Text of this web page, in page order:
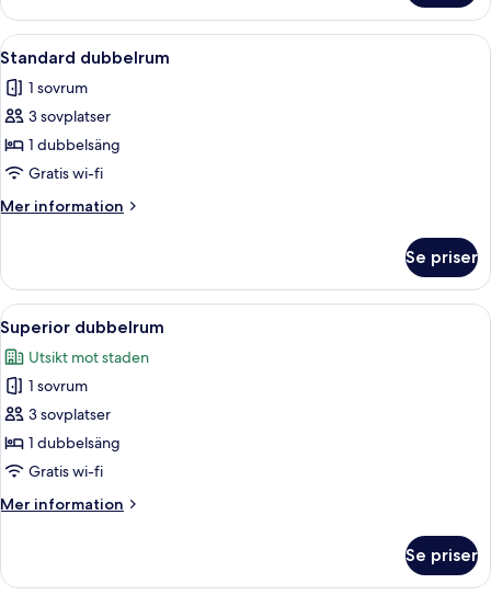
Öppna
alla
foton
för
Standard
dubbelrum
Ett kompakt hotellrum med en
7
Standard dubbelrum
1 sovrum
3 sovplatser
1 dubbelsäng
Gratis wi-fi
Mer information
Mer
dubbelrum
Se priser
Öppna
alla
foton
för
Superior
dubbelrum
Ett modernt hotellrum med en stor
8
Superior dubbelrum
Utsikt mot staden
1 sovrum
3 sovplatser
1 dubbelsäng
Gratis wi-fi
Mer information
Mer
dubbelrum
Se priser